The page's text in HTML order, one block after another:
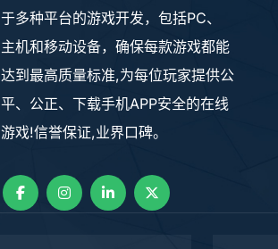
于多种平台的游戏开发，包括PC、
主机和移动设备，确保每款游戏都能
达到最高质量标准,为每位玩家提供公
平、公正、下载手机APP安全的在线
游戏!信誉保证,业界口碑。